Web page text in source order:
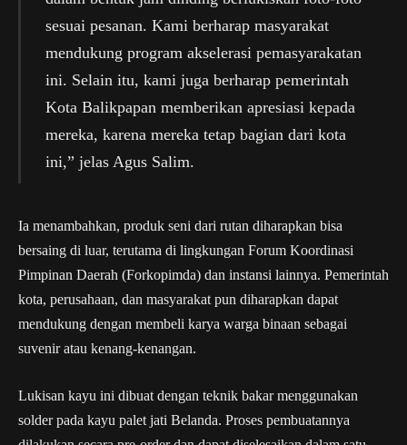
sesuai pesanan. Kami berharap masyarakat
mendukung program akselerasi pemasyarakatan
ini. Selain itu, kami juga berharap pemerintah
Kota Balikpapan memberikan apresiasi kepada
mereka, karena mereka tetap bagian dari kota
ini,” jelas Agus Salim.
Ia menambahkan, produk seni dari rutan diharapkan bisa
bersaing di luar, terutama di lingkungan Forum Koordinasi
Pimpinan Daerah (Forkopimda) dan instansi lainnya. Pemerintah
kota, perusahaan, dan masyarakat pun diharapkan dapat
mendukung dengan membeli karya warga binaan sebagai
suvenir atau kenang-kenangan.
Lukisan kayu ini dibuat dengan teknik bakar menggunakan
solder pada kayu palet jati Belanda. Proses pembuatannya